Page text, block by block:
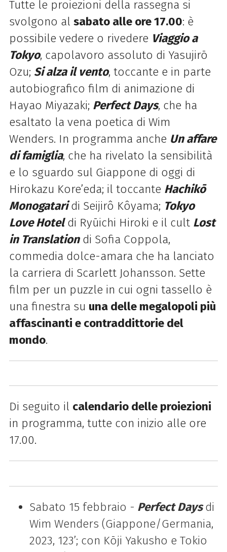
Tutte le proiezioni della rassegna si
svolgono al sabato alle ore 17.00: è
possibile vedere o rivedere Viaggio a
Tokyo, capolavoro assoluto di Yasujirō
Ozu; Si alza il vento, toccante e in parte
autobiografico film di animazione di
Hayao Miyazaki; Perfect Days, che ha
esaltato la vena poetica di Wim
Wenders. In programma anche Un affare
di famiglia, che ha rivelato la sensibilità
e lo sguardo sul Giappone di oggi di
Hirokazu Kore’eda; il toccante Hachikō
Monogatari di Seijirô Kôyama; Tokyo
Love Hotel di Ryūichi Hiroki e il cult Lost
in Translation di Sofia Coppola,
commedia dolce-amara che ha lanciato
la carriera di Scarlett Johansson. Sette
film per un puzzle in cui ogni tassello è
una finestra su una delle megalopoli più
affascinanti e contraddittorie del
mondo.
Di seguito il calendario delle proiezioni
in programma, tutte con inizio alle ore
17.00.
Sabato 15 febbraio - Perfect Daysdi
Wim Wenders (Giappone/Germania,
2023, 123’; con Kōji Yakusho e Tokio